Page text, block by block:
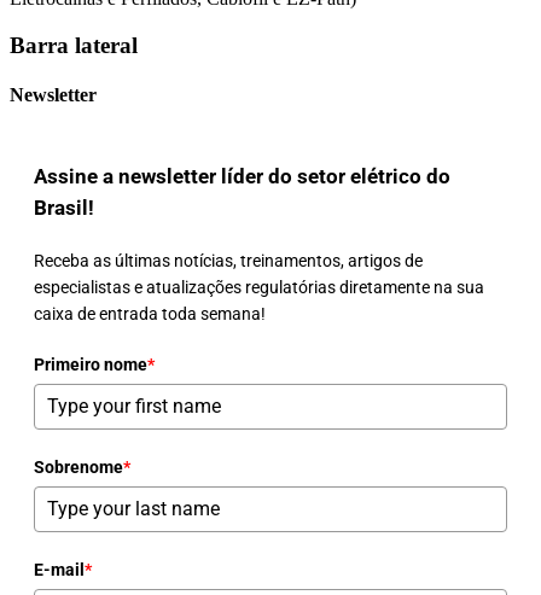
Barra lateral
Newsletter
Assine a newsletter líder do setor elétrico do
Brasil!
Receba as últimas notícias, treinamentos, artigos de
especialistas e atualizações regulatórias diretamente na sua
caixa de entrada toda semana!
Primeiro nome*
Sobrenome*
E-mail *